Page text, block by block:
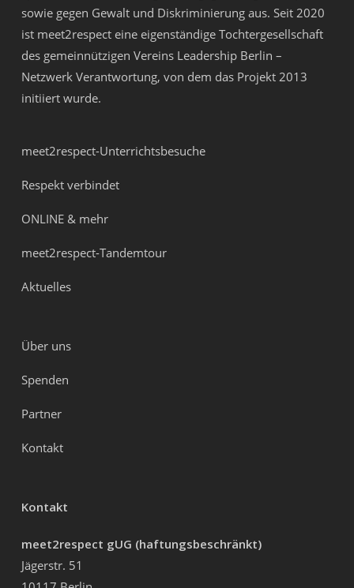
sowie gegen Gewalt und Diskriminierung aus. Seit 2020
ist meet2respect eine eigenständige Tochtergesellschaft
des gemeinnützigen Vereins Leadership Berlin –
Netzwerk Verantwortung, von dem das Projekt 2013
initiiert wurde.
meet2respect-Unterrichtsbesuche
Respekt verbindet
ONLINE & mehr
meet2respect-Tandemtour
Aktuelles
Über uns
Spenden
Partner
Kontakt
Kontakt
meet2respect gUG (haftungsbeschränkt)
Jägerstr. 51